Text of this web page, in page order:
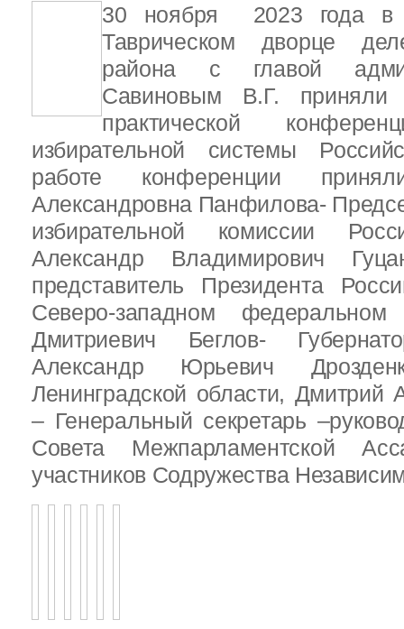
30 ноября 2023 года в
Таврическом дворце
района с главой
Савиновым В.Г. приняли
практической
избирательной системы
работе конференции
Александровна Панфилова-
избирательной комиссии
Александр Владимирович
представитель Президента
Северо-западном федеральном
Дмитриевич Беглов-
Александр Юрьевич
Ленинградской области, Дмитрий
– Генеральный секретарь
Совета Межпарламентской
участников Содружества